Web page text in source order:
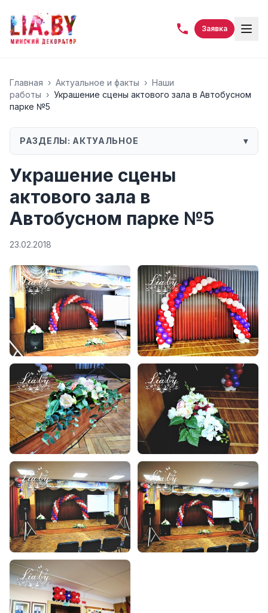
Заявка
Главная › Актуальное и факты › Наши
работы › Украшение сцены актового зала в Автобусном
парке №5
РАЗДЕЛЫ: АКТУАЛЬНОЕ ▾
Украшение сцены
актового зала в
Автобусном парке №5
23.02.2018